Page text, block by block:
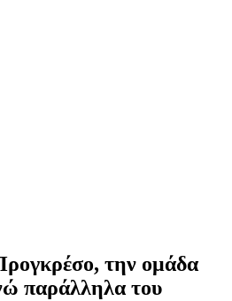
την ομάδα
παράλληλα του